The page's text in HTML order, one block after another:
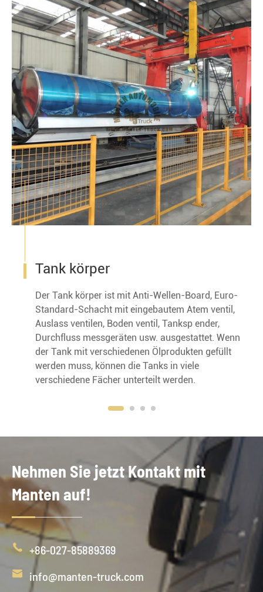
Tank körper
Der Tank körper ist mit Anti-Wellen-Board, Euro-
Standard-Schacht mit eingebautem Atem ventil,
Auslass ventilen, Boden ventil, Tanksp ender,
Durchfluss messgeräten usw. ausgestattet. Wenn
der Tank mit verschiedenen Ölprodukten gefüllt
werden muss, können die Tanks in viele
verschiedene Fächer unterteilt werden.
Nehmen Sie jetzt Kontakt mit
Manten auf!
 +86-027-85889369
 info@manten-truck.com